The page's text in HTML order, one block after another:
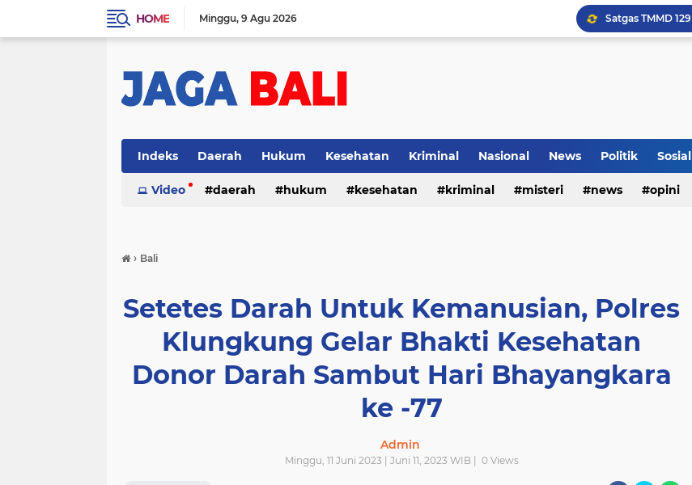
HOME Minggu 9 Agu 2026
Indeks Daerah Hukum Kesehatan Kriminal Nasional News Politik Sosial
Video daerah hukum kesehatan kriminal misteri news opini
› Bali
Setetes Darah Untuk Kemanusian, Polres
Klungkung Gelar Bhakti Kesehatan
Donor Darah Sambut Hari Bhayangkara
ke -77
Admin
Minggu, 11 Juni 2023 | Juni 11, 2023 WIB | 0Views